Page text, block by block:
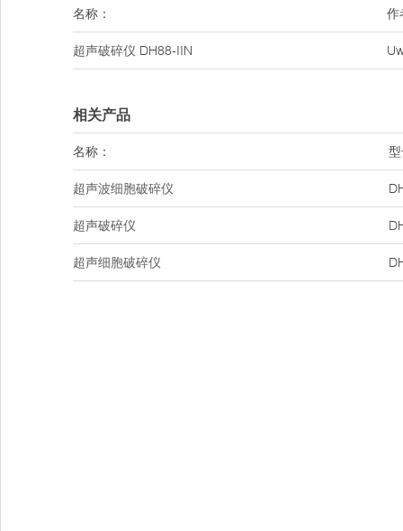
名称： 作
超声破碎仪 DH88-IIN
相关产品
名称：
超声波细胞破碎仪
超声破碎仪
超声细胞破碎仪